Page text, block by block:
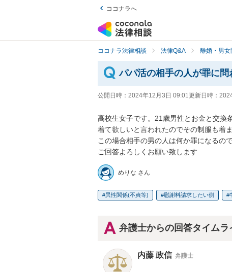
ココナラへ
ココナラ法律相談 法律Q&A 離婚・男女
パパ活の相手の人が罪に
公開日時： 2024年12月3日 09:01更新日時：
高校生女子です。21歳男性とお金と交換
着て欲しいと言われたのでその制服も着ま
この場合相手の男の人は何か罪になるので
ご回答よろしくお願い致します
めりな さん
異性関係(不貞等) 慰謝料請求したい側
弁護士からの回答タイムラ
内藤 政信 弁護士